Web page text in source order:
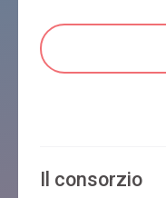
Il consorzio